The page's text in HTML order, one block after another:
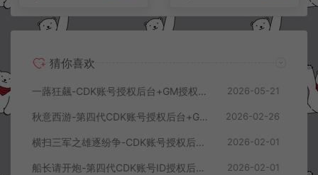
猜你喜欢
一蕗狂飆-CDK账号授权后台+GM授权后台+使用教程 2026-05-21
秋意西游-第四代CDK账号授权后台+GM授权后台+使用教程 2026-02-26
横扫三军之雄逐纷争-CDK账号授权后台+GM授权后台+使用教程 2026-02-01
船长请开炮-第四代CDK账号ID授权后台+GM授权后台+使用教程 2026-02-01